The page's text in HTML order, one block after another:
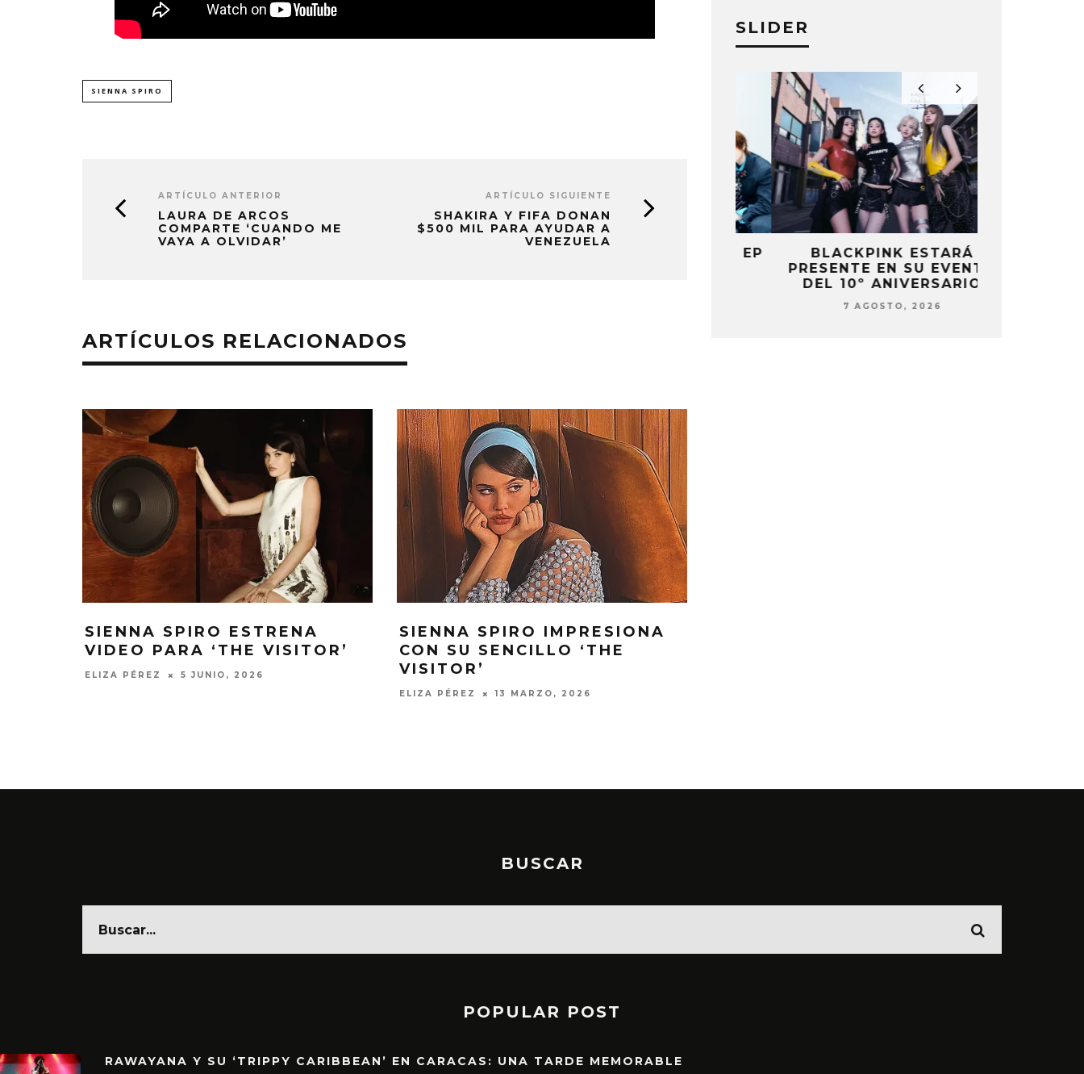
SIENNA SPIRO
ARTÍCULO ANTERIOR
LAURA DE ARCOS
COMPARTE ‘CUANDO ME
VAYA A OLVIDAR’
ARTÍCULO SIGUIENTE
SHAKIRA Y FIFA DONAN
$500 MIL PARA AYUDAR A
VENEZUELA
ARTÍCULOS RELACIONADOS
SIENNA SPIRO ESTRENA
VIDEO PARA ‘THE VISITOR’
ELIZA PÉREZ 5 JUNIO, 2026
SIENNA SPIRO IMPRESIONA
CON SU SENCILLO ‘THE
VISITOR’
ELIZA PÉREZ 13 MARZO, 2026
SLIDER
BLACKPINK ESTARÁ
PRESENTE EN SU EVENTO
DEL 10º ANIVERSARIO
7 AGOSTO, 2026
BUSCAR
POPULAR POST
RAWAYANA Y SU ‘TRIPPY CARIBBEAN’ EN CARACAS: UNA TARDE MEMORABLE